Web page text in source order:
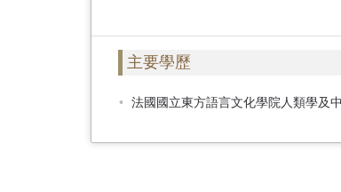
首
頁
主要學歷
法國國立東方語言文化學院人類學及